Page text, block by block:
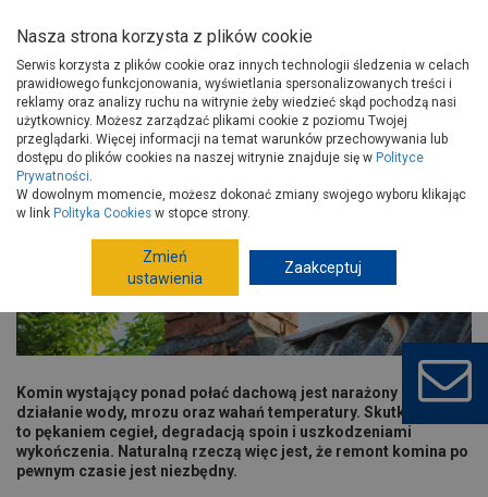
Strona główna Porady
Budowa i remont
Ściany zewnętrzne, stropy i kominy
Jak naprawić komin na dachu?
Jak naprawić komin na dachu?
Komin wystający ponad połać dachową jest narażony na
działanie wody, mrozu oraz wahań temperatury. Skutkuje
to pękaniem cegieł, degradacją spoin i uszkodzeniami
wykończenia. Naturalną rzeczą więc jest, że remont komina po
pewnym czasie jest niezbędny.
Nasza strona korzysta z plików cookie
Serwis korzysta z plików cookie oraz innych technologii śledzenia w celach
prawidłowego funkcjonowania, wyświetlania spersonalizowanych treści i
reklamy oraz analizy ruchu na witrynie żeby wiedzieć skąd pochodzą nasi
użytkownicy. Możesz zarządzać plikami cookie z poziomu Twojej
przeglądarki. Więcej informacji na temat warunków przechowywania lub
dostępu do plików cookies na naszej witrynie znajduje się w Polityce
Prywatności.
W dowolnym momencie, możesz dokonać zmiany swojego wyboru klikając
w link Polityka Cookies w stopce strony.
Zmień
ustawienia
Zaakceptuj